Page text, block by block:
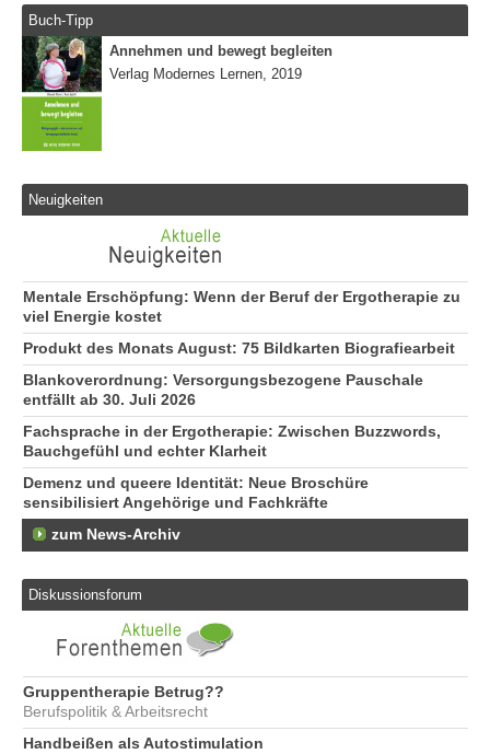
Buch-Tipp
Annehmen und bewegt begleiten
Verlag Modernes Lernen, 2019
Neuigkeiten
Mentale Erschöpfung: Wenn der Beruf der Ergotherapie zu
viel Energie kostet
Produkt des Monats August: 75 Bildkarten Biografiearbeit
Blankoverordnung: Versorgungsbezogene Pauschale
entfällt ab 30. Juli 2026
Fachsprache in der Ergotherapie: Zwischen Buzzwords,
Bauchgefühl und echter Klarheit
Demenz und queere Identität: Neue Broschüre
sensibilisiert Angehörige und Fachkräfte
zum News-Archiv
Diskussionsforum
Gruppentherapie Betrug??
Berufspolitik & Arbeitsrecht
Handbeißen als Autostimulation